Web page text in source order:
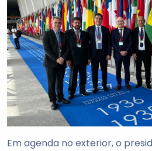
Em agenda no exterior, o